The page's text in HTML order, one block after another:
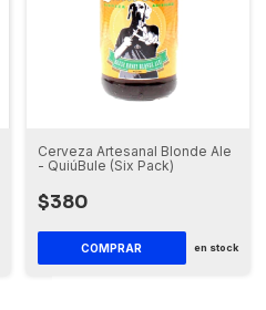
Cerveza Artesanal Blonde Ale
- QuiúBule (Six Pack)
$380
en stock